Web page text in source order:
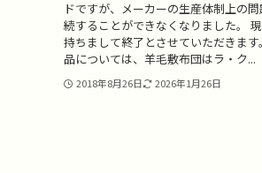
ドですが、メーカーの生産体制上の
続することができなくなりました。
持ちまして終了とさせていただきます
品については、羊毛敷布団はラ・ク...
2018年8月26日 2026年1月26日